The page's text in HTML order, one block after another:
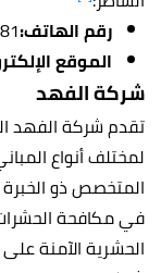
رقم الهاتف:
الموقع
شركة الفهد
تقدم شركة الفهد
لمختلف أنواع
المتخصص ذو
في مكافحة
الحشرية الآمنة